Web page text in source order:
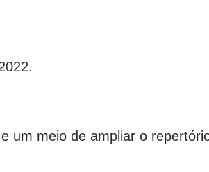
um meio de ampliar o